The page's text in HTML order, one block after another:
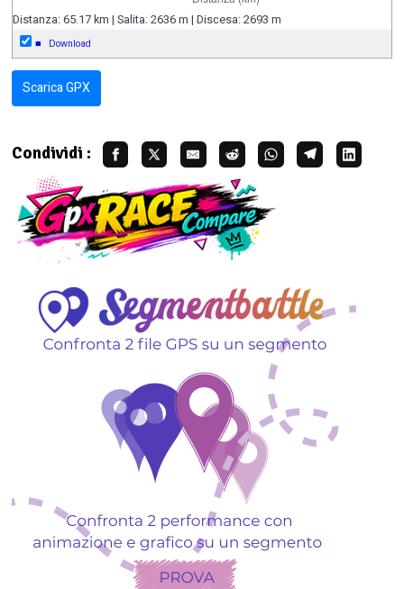
Distanza: 65.17 km | Salita: 2636 m | Discesa: 2693 m
■ Download
Scarica GPX
Condividi :